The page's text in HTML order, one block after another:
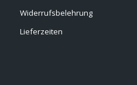
Widerrufsbelehrung
Lieferzeiten